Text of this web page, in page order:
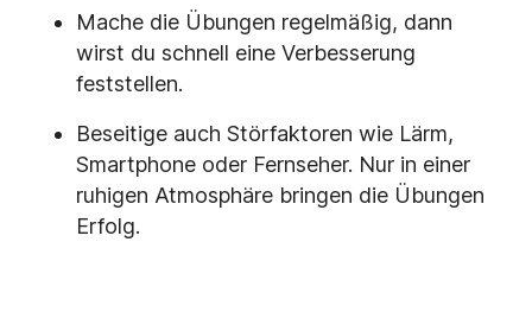
Mache die Übungen regelmäßig, dann
wirst du schnell eine Verbesserung
feststellen.
Beseitige auch Störfaktoren wie Lärm,
Smartphone oder Fernseher. Nur in einer
ruhigen Atmosphäre bringen die Übungen
Erfolg.